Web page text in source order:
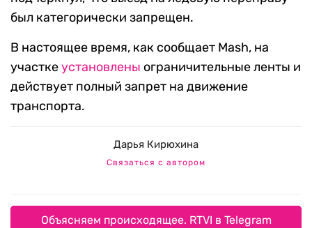
был категорически запрещен.
В настоящее время, как сообщает Mash, на
участкеустановлены ограничительные ленты и
действует полный запрет на движение
транспорта.
Дарья Кирюхина
Связаться с автором
Объясняем происходящее. RTVI в Telegram